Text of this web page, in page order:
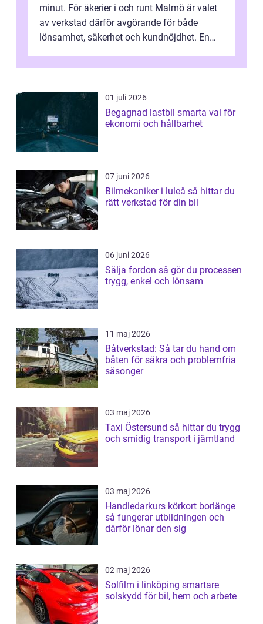
minut. För åkerier i och runt Malmö är valet
av verkstad därför avgörande för både
lönsamhet, säkerhet och kundnöjdhet. En
01 juli 2026
Begagnad lastbil smarta val för
ekonomi och hållbarhet
07 juni 2026
Bilmekaniker i luleå så hittar du
rätt verkstad för din bil
06 juni 2026
Sälja fordon så gör du processen
trygg, enkel och lönsam
11 maj 2026
Båtverkstad: Så tar du hand om
båten för säkra och problemfria
säsonger
03 maj 2026
Taxi Östersund så hittar du trygg
och smidig transport i jämtland
03 maj 2026
Handledarkurs körkort borlänge
så fungerar utbildningen och
därför lönar den sig
02 maj 2026
Solfilm i linköping smartare
solskydd för bil, hem och arbete